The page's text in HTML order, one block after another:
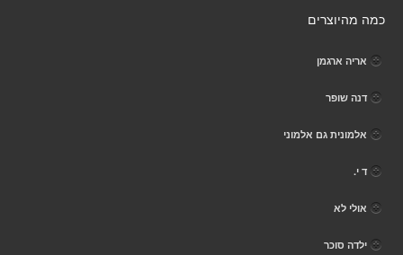
כמה מהיוצרים
אריה ארגמן
דנה שופר
אלמונית גם אלמוני
ד י.
אולי לא
ילדה סוכר